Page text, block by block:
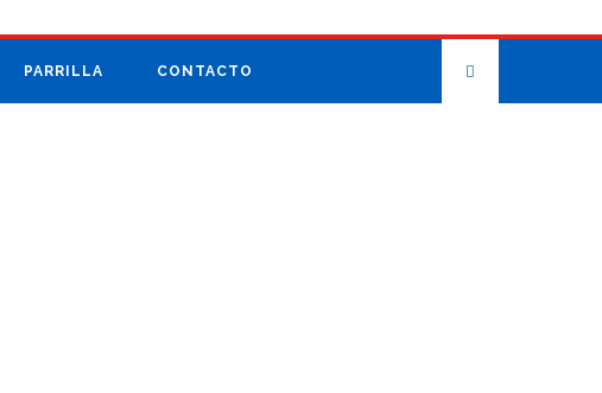
PARRILLA CONTACTO